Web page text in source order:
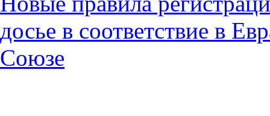
досье в соответствие в
Союзе